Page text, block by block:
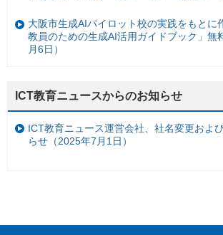
大阪市生成AIパイロット校の実践をもとに
教員のための生成AI活用ガイドブック」無
月6日）
ICT教育ニュースからのお知らせ
ICT教育ニュース運営会社、社名変更およ
らせ（2025年7月1日）